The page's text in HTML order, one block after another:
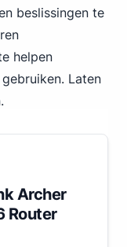
beslissingen te
helpen
Laten
Archer
Router